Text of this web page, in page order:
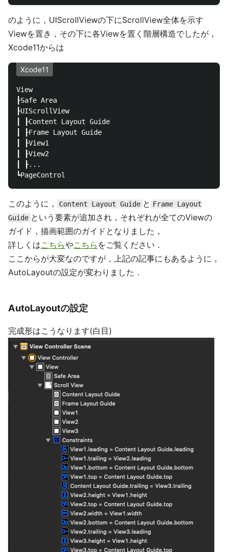
のように，UIScrollViewの下にScrollView全体を示す
Viewを置き，その下に各Viewを置く階層構造でしたが，
Xcode11からは
Xcode11
View
┠Safe Area
┠UIScrollView
┃ ┠Content Layout Guide
┃ ┠Frame Layout Guide
┃ ┠View1
┃ ┠View2
┃ ┠...
このように， Content Layout Guide と Frame Layout
Guide という要素が追加され，それぞれが全てのViewの
ガイド，描画範囲のガイドとなりました，
詳しくはこちらやこちら をご覧ください．
ここからが大変なのですが，上記の記事にもあるように，
AutoLayoutの設定が変わりました．
AutoLayoutの設定
完成形はこうなります(白目)